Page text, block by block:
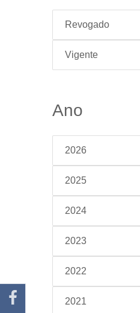
Revogado
Vigente
Ano
2026
2025
2024
2023
2022
2021